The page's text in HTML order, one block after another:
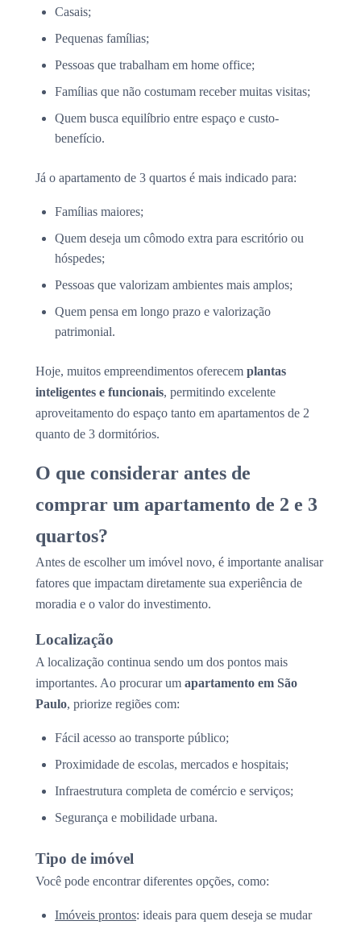
Casais;
Pequenas famílias;
Pessoas que trabalham em home office;
Famílias que não costumam receber muitas visitas;
Quem busca equilíbrio entre espaço e custo-
benefício.
Já o apartamento de 3 quartos é mais indicado para:
Famílias maiores;
Quem deseja um cômodo extra para escritório ou
hóspedes;
Pessoas que valorizam ambientes mais amplos;
Quem pensa em longo prazo e valorização
patrimonial.
Hoje, muitos empreendimentos oferecem plantas
inteligentes e funcionais, permitindo excelente
aproveitamento do espaço tanto em apartamentos de 2
quanto de 3 dormitórios.
O que considerar antes de
comprar um apartamento de 2 e 3
quartos?
Antes de escolher um imóvel novo, é importante analisar
fatores que impactam diretamente sua experiência de
moradia e o valor do investimento.
Localização
A localização continua sendo um dos pontos mais
importantes. Ao procurar um apartamento em São
Paulo, priorize regiões com:
Fácil acesso ao transporte público;
Proximidade de escolas, mercados e hospitais;
Infraestrutura completa de comércio e serviços;
Segurança e mobilidade urbana.
Tipo de imóvel
Você pode encontrar diferentes opções, como:
Imóveis prontos: ideais para quem deseja se mudar